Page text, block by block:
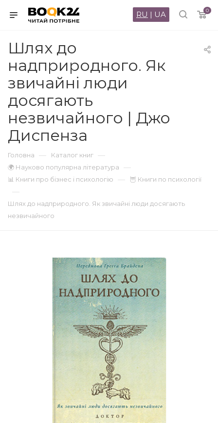
0
RU | UA
Шлях до
надприродного. Як
звичайні люди
досягають
незвичайного | Джо
Диспенза
Головна — Каталог книг —
🌍 Науково популярна література —
📊 Книги про бізнес і психологію — 🦉 Книги по психології
—
Шлях до надприродного. Як звичайні люди досягають
незвичайного